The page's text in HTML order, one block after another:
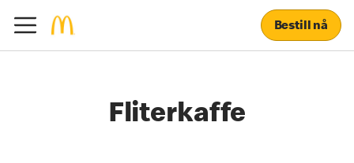
Bestill nå
Fliterkaffe